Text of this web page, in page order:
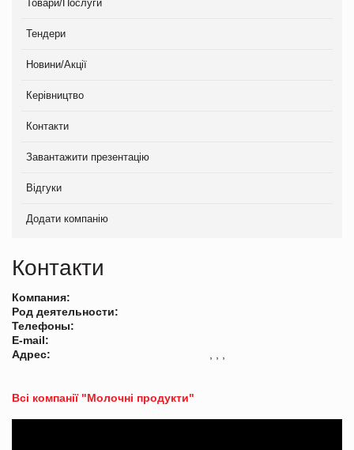
Товари/Послуги
Тендери
Новини/Акції
Керівництво
Контакти
Завантажити презентацію
Відгуки
Додати компанію
Контакти
Компания:
Род деятельности:
Телефоны:
E-mail:
Адрес:
Всі компанії "Молочні продукти"